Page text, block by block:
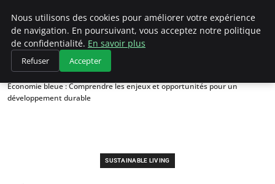
Climategatecountryclub.com
Accueil
Sustainable Living
Économie bleue : Comprendre les enjeux et opportunités pour un
développement durable
SUSTAINABLE LIVING
Nous utilisons des cookies pour améliorer votre expérience
de navigation. En poursuivant, vous acceptez notre politique
de confidentialité. En savoir plus
Refuser Accepter